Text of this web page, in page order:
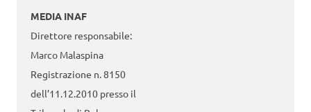
MEDIA INAF
Direttore responsabile:
Marco Malaspina
Registrazione n. 8150
dell’11.12.2010 presso il